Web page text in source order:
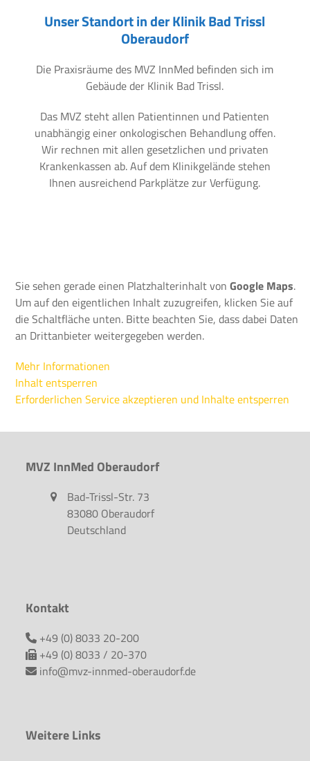
Unser Standort in der Klinik Bad Trissl
Oberaudorf
Die Praxisräume des MVZ InnMed befinden sich im
Gebäude der Klinik Bad Trissl.
Das MVZ steht allen Patientinnen und Patienten
unabhängig einer onkologischen Behandlung offen.
Wir rechnen mit allen gesetzlichen und privaten
Krankenkassen ab. Auf dem Klinikgelände stehen
Ihnen ausreichend Parkplätze zur Verfügung.
Sie sehen gerade einen Platzhalterinhalt vonGoogle Maps.
Um auf den eigentlichen Inhalt zuzugreifen, klicken Sie auf
die Schaltfläche unten. Bitte beachten Sie, dass dabei Daten
an Drittanbieter weitergegeben werden.
Mehr Informationen
Inhalt entsperren
Erforderlichen Service akzeptieren und Inhalte entsperren
MVZ InnMed Oberaudorf
Bad-Trissl-Str. 73
83080 Oberaudorf
Deutschland
Kontakt
+49 (0) 8033 20-200
+49 (0) 8033 / 20-370
info@mvz-innmed-oberaudorf.de
Weitere Links